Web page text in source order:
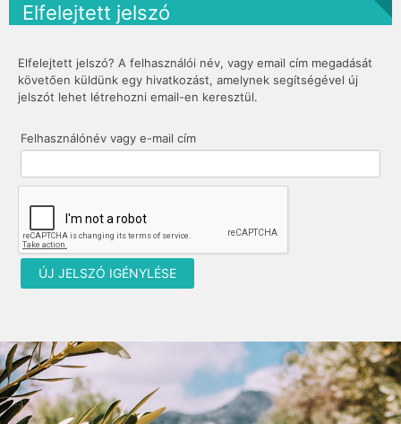
Elfelejtett jelszó
Elfelejtett jelszó? A felhasználói név, vagy email cím megadását
követően küldünk egy hivatkozást, amelynek segítségével új
jelszót lehet létrehozni email-en keresztül.
Felhasználónév vagy e-mail cím
ÚJ JELSZÓ IGÉNYLÉSE